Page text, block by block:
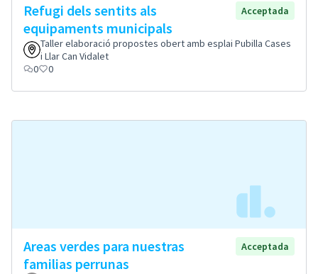
Refugi dels sentits als
equipaments municipals
Acceptada
Taller elaboració propostes obert amb esplai Pubilla Cases
i Llar Can Vidalet
0
0
Areas verdes para nuestras
familias perrunas
Acceptada